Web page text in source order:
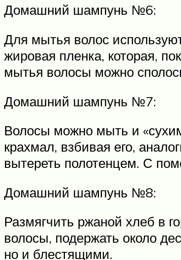
Домашний шампунь №6:
Для мытья волос
жировая пленка, которая,
мытья волосы можно
Домашний шампунь №7:
Волосы можно мыть и
крахмал, взбивая его,
вытереть полотенцем. С
Домашний шампунь №8:
Размягчить ржаной хлеб в
волосы, подержать около
но и блестящими.